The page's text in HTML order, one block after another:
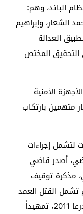
البائد، وهم:
الشعار، وإبراهيم
العدالة
التحقيق المختص
الأمنية
متهمين بارتكاب
لتشمل إجراءات
أيلول الماضي، أصدر قاضي
مذكرة توقيف
تشمل القتل العمد
والتعذيب المؤدي إلى الوفاة في أحداث درعا 2011، تمهيداً